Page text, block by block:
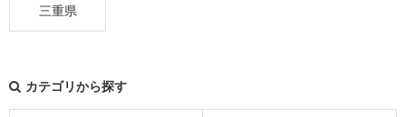
三重県
カテゴリから探す